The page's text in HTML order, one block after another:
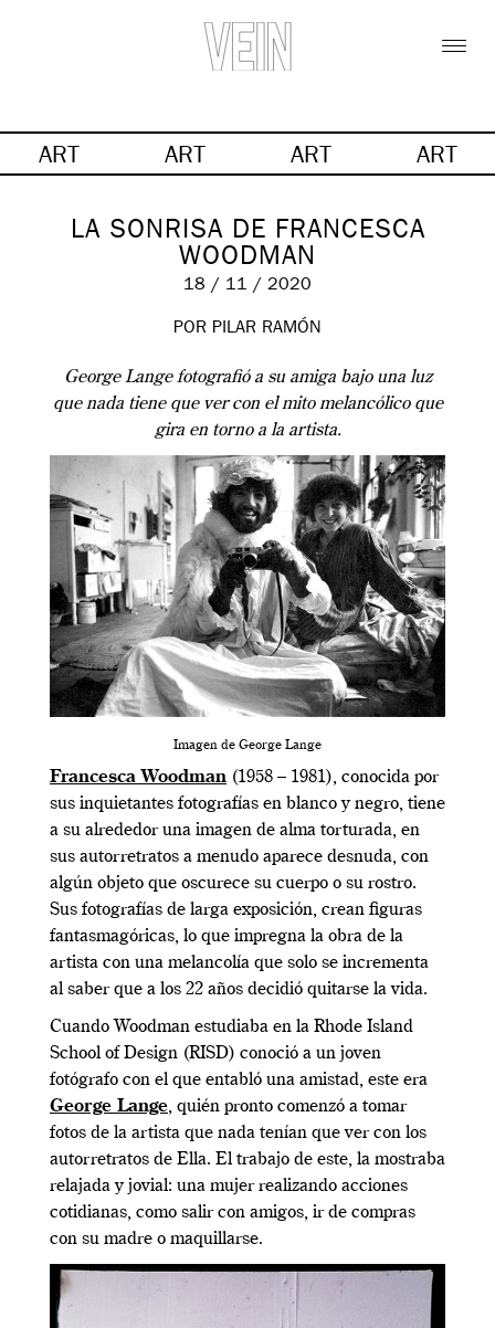
ART ART ART ART
LA SONRISA DE FRANCESCA
WOODMAN
18 / 11 / 2020
POR PILAR RAMÓN
George Lange fotografió a su amiga bajo una luz
que nada tiene que ver con el mito melancólico que
gira en torno a la artista.
Imagen de George Lange
Francesca Woodman (1958 – 1981), conocida por
sus inquietantes fotografías en blanco y negro, tiene
a su alrededor una imagen de alma torturada, en
sus autorretratos a menudo aparece desnuda, con
algún objeto que oscurece su cuerpo o su rostro.
Sus fotografías de larga exposición, crean figuras
fantasmagóricas, lo que impregna la obra de la
artista con una melancolía que solo se incrementa
al saber que a los 22 años decidió quitarse la vida.
Cuando Woodman estudiaba en la Rhode Island
School of Design (RISD) conoció a un joven
fotógrafo con el que entabló una amistad, este era
George Lange, quién pronto comenzó a tomar
fotos de la artista que nada tenían que ver con los
autorretratos de Ella. El trabajo de este, la mostraba
relajada y jovial: una mujer realizando acciones
cotidianas, como salir con amigos, ir de compras
con su madre o maquillarse.